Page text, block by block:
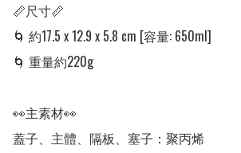
📏尺寸📏
🌀 約17.5 x 12.9 x 5.8 cm [容量: 650ml]
🌀 重量約220g
👀主素材👀
蓋子、主體、隔板、塞子：聚丙烯